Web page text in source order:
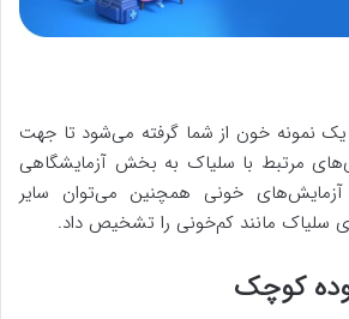
یک نمونه خون از شما گرفته می‌شود تا جهت
مرتبط با سلیاک به بخش آزمایشگاهی
خونی همچنین می‌توان سایر
سلیاک مانند کم‌خونی را تشخیص داد.
کوچک